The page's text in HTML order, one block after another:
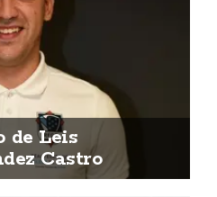
de Leis
Castro